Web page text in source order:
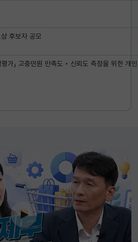
후보자 공모
평가」 고충민원 만족도‧신뢰도 측정을 위한 개